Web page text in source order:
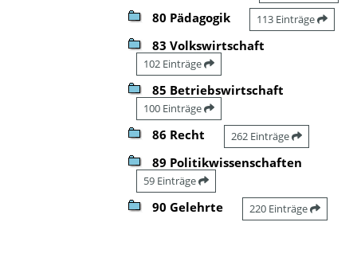
80 Pädagogik 113 Einträge
83 Volkswirtschaft
102 Einträge
85 Betriebswirtschaft
100 Einträge
86 Recht 262 Einträge
89 Politikwissenschaften
59 Einträge
90 Gelehrte 220 Einträge